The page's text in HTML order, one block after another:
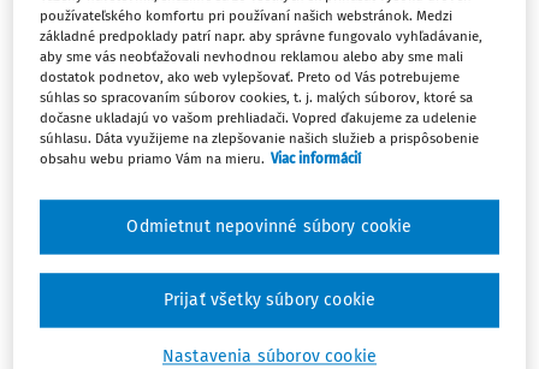
začal Ústavný súd Slovenskej republiky (ďalej len "ústavný
súd") reálne vykonávať až od 17. marce 1993, keď sa po
prvýkrát zišiel na slávnostnom zhromažd
Ups, zatiaľ ste si prečítali len
začiatok...
používateľského komfortu pri používaní našich webstránok. Medzi
základné predpoklady patrí napr. aby správne fungovalo vyhľadávanie,
aby sme vás neobťažovali nevhodnou reklamou alebo aby sme mali
dostatok podnetov, ako web vylepšovať. Preto od Vás potrebujeme
súhlas so spracovaním súborov cookies, t. j. malých súborov, ktoré sa
dočasne ukladajú vo vašom prehliadači. Vopred ďakujeme za udelenie
súhlasu. Dáta využijeme na zlepšovanie našich služieb a prispôsobenie
obsahu webu priamo Vám na mieru. Viac informácií
Nastavenia súborov cookie
Odmietnut nepovinné súbory cookie
Prijať všetky súbory cookie